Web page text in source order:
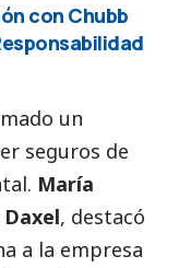
con Chubb
un
seguros de
María
, destacó
a la empresa